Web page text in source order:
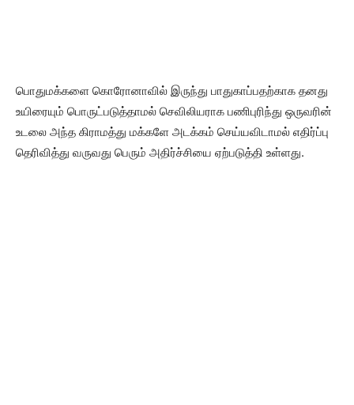
பொதுமக்களை கொரோனாவில் இருந்து பாதுகாப்பதற்காக தனது
உயிரையும் பொருட்படுத்தாமல் செவிலியராக பணிபுரிந்து ஒருவரின்
உடலை அந்த கிராமத்து மக்களே அடக்கம் செய்யவிடாமல் எதிர்ப்பு
தெரிவித்து வருவது பெரும் அதிர்ச்சியை ஏற்படுத்தி உள்ளது.